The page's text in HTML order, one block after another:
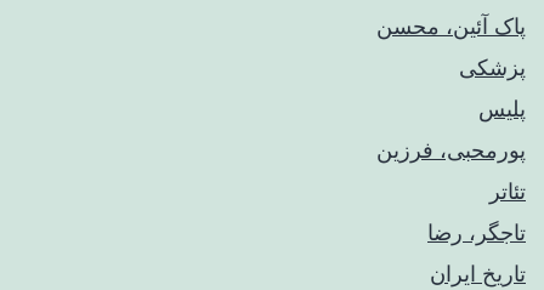
پاک آئین، محسن
پزشکی
پلیس
پورمحبی، فرزین
تئاتر
تاجگر، رضا
تاریخ ایران